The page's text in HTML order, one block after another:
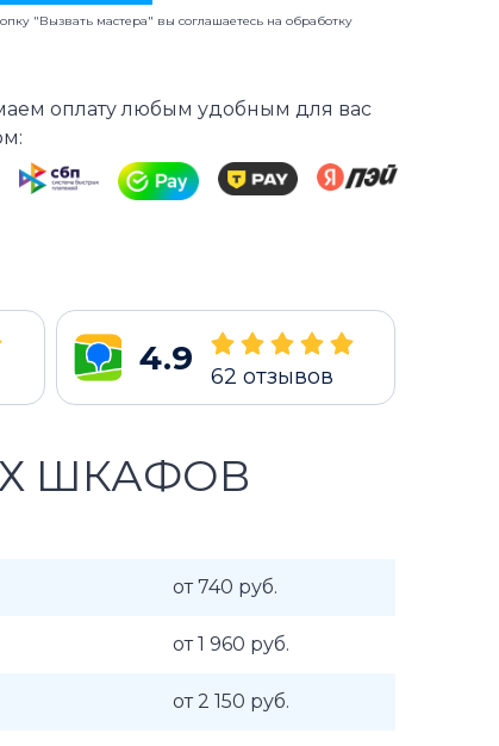
"Вызвать мастера" вы соглашаетесь наобработку
оплату любым удобным для вас
4.9 62 отзывов
ШКАФОВ
от 740 руб.
от 1 960 руб.
от 2 150 руб.